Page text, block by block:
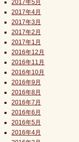
2017年5月
2017年4月
2017年3月
2017年2月
2017年1月
2016年12月
2016年11月
2016年10月
2016年9月
2016年8月
2016年7月
2016年6月
2016年5月
2016年4月